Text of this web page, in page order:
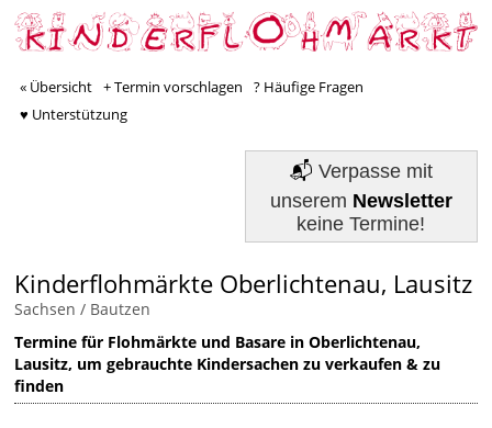
« Übersicht + Termin vorschlagen
? Häufige Fragen
♥ Unterstützung
📬 Verpasse mit
unserem Newsletter
keine Termine!
Kinderflohmärkte Oberlichtenau, Lausitz
Sachsen / Bautzen
Termine für Flohmärkte und Basare in Oberlichtenau,
Lausitz, um gebrauchte Kindersachen zu verkaufen & zu
finden